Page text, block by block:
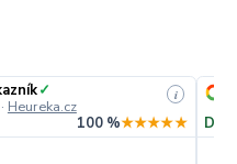
✓
· Heureka.cz
i
100 %★★★★★